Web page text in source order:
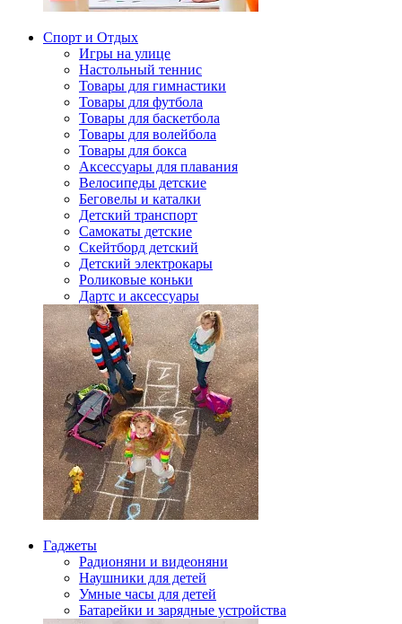
Спорт и Отдых
Игры на улице
Настольный теннис
Товары для гимнастики
Товары для футбола
Товары для баскетбола
Товары для волейбола
Товары для бокса
Аксессуары для плавания
Велосипеды детские
Беговелы и каталки
Детский транспорт
Самокаты детские
Скейтборд детский
Детский электрокары
Роликовые коньки
Дартс и аксессуары
Гаджеты
Радионяни и видеоняни
Наушники для детей
Умные часы для детей
Батарейки и зарядные устройства